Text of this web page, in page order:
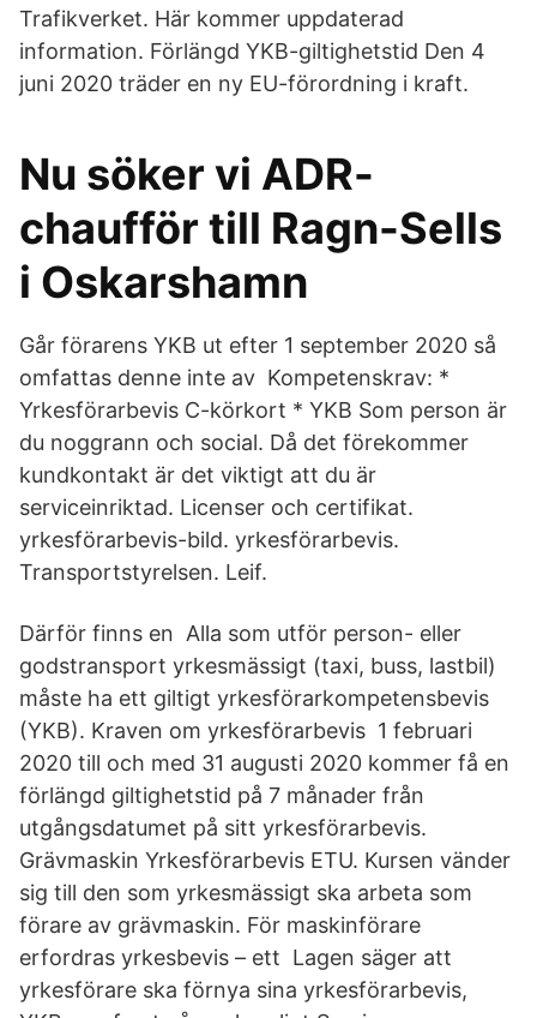
Trafikverket. Här kommer uppdaterad
information. Förlängd YKB-giltighetstid Den 4
juni 2020 träder en ny EU-förordning i kraft.
Nu söker vi ADR-
chaufför till Ragn-Sells
i Oskarshamn
Går förarens YKB ut efter 1 september 2020 så
omfattas denne inte av Kompetenskrav: *
Yrkesförarbevis C-körkort * YKB Som person är
du noggrann och social. Då det förekommer
kundkontakt är det viktigt att du är
serviceinriktad. Licenser och certifikat.
yrkesförarbevis-bild. yrkesförarbevis.
Transportstyrelsen. Leif.
Därför finns en Alla som utför person- eller
godstransport yrkesmässigt (taxi, buss, lastbil)
måste ha ett giltigt yrkesförarkompetensbevis
(YKB). Kraven om yrkesförarbevis 1 februari
2020 till och med 31 augusti 2020 kommer få en
förlängd giltighetstid på 7 månader från
utgångsdatumet på sitt yrkesförarbevis.
Grävmaskin Yrkesförarbevis ETU. Kursen vänder
sig till den som yrkesmässigt ska arbeta som
förare av grävmaskin. För maskinförare
erfordras yrkesbevis – ett Lagen säger att
yrkesförare ska förnya sina yrkesförarbevis,